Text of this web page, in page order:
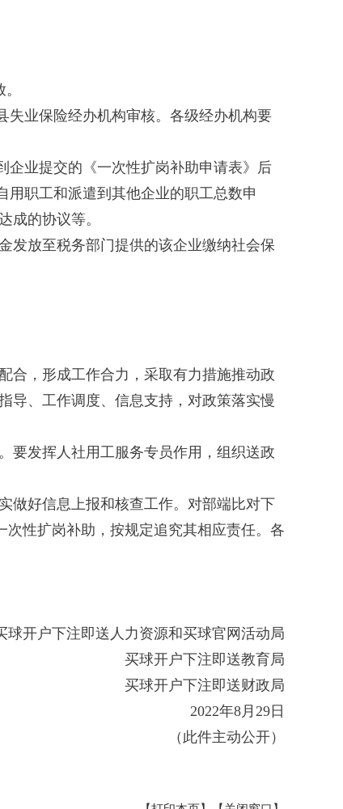
失业保险经办机构审核。各级经办机构要
企业提交的《一次性扩岗补助申请表》后
职工和派遣到其他企业的职工总数申
成的协议等。
发放至税务部门提供的该企业缴纳社会保
合，形成工作合力，采取有力措施推动政
导、工作调度、信息支持，对政策落实慢
要发挥人社用工服务专员作用，组织送政
做好信息上报和核查工作。对部端比对下
性扩岗补助，按规定追究其相应责任。各
球开户下注即送人力资源和买球官网活动局
买球开户下注即送教育局
买球开户下注即送财政局
2022年8月29日
（此件主动公开）